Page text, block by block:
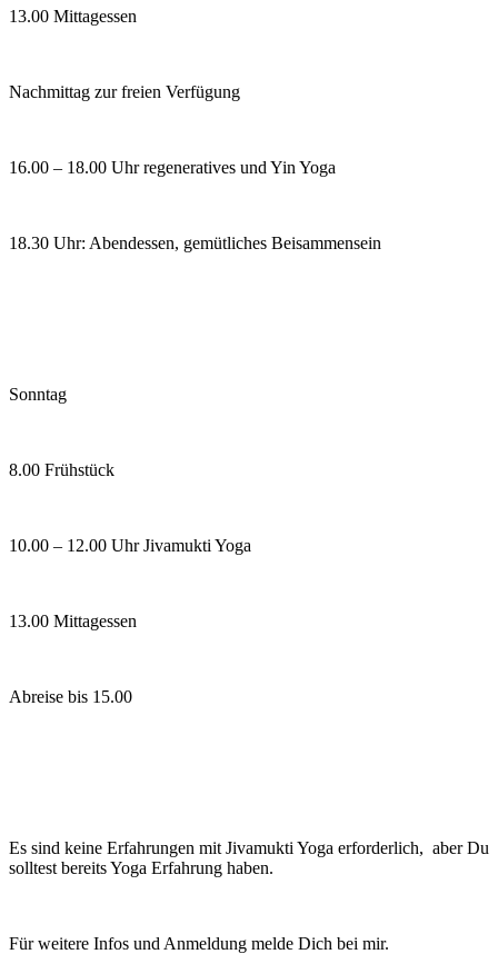
13.00 Mittagessen
Nachmittag zur freien Verfügung
16.00 – 18.00 Uhr regeneratives und Yin Yoga
18.30 Uhr: Abendessen, gemütliches Beisammensein
Sonntag
8.00 Frühstück
10.00 – 12.00 Uhr Jivamukti Yoga
13.00 Mittagessen
Abreise bis 15.00
Es sind keine Erfahrungen mit Jivamukti Yoga erforderlich, aber Du
solltest bereits Yoga Erfahrung haben.
Für weitere Infos und Anmeldung melde Dich bei mir.